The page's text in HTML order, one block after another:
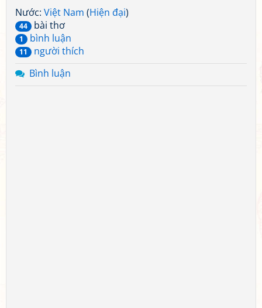
Nước: Việt Nam (Hiện đại)
44 bài thơ
1 bình luận
11
người thích
Bình luận